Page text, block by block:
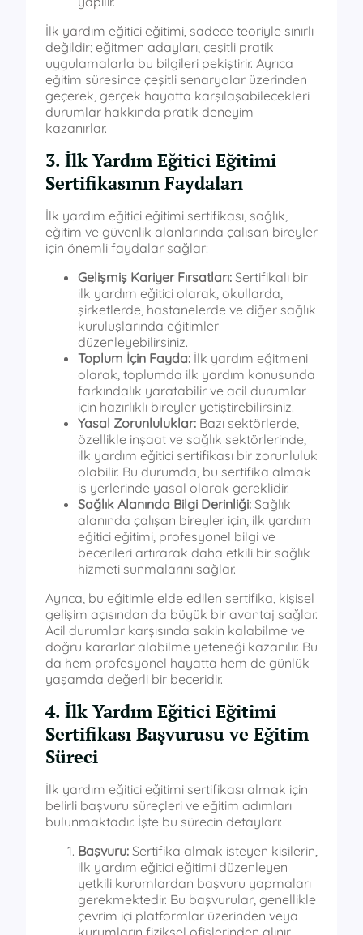
İlk yardım eğitici eğitimi, sadece teoriyle sınırlı
değildir; eğitmen adayları, çeşitli pratik
uygulamalarla bu bilgileri pekiştirir. Ayrıca
eğitim süresince çeşitli senaryolar üzerinden
geçerek, gerçek hayatta karşılaşabilecekleri
durumlar hakkında pratik deneyim
kazanırlar.
3. İlk Yardım Eğitici Eğitimi
Sertifikasının Faydaları
İlk yardım eğitici eğitimi sertifikası, sağlık,
eğitim ve güvenlik alanlarında çalışan bireyler
için önemli faydalar sağlar:
Gelişmiş Kariyer Fırsatları: Sertifikalı bir
ilk yardım eğitici olarak, okullarda,
şirketlerde, hastanelerde ve diğer sağlık
kuruluşlarında eğitimler
düzenleyebilirsiniz.
Toplum İçin Fayda: İlk yardım eğitmeni
olarak, toplumda ilk yardım konusunda
farkındalık yaratabilir ve acil durumlar
için hazırlıklı bireyler yetiştirebilirsiniz.
Yasal Zorunluluklar: Bazı sektörlerde,
özellikle inşaat ve sağlık sektörlerinde,
ilk yardım eğitici sertifikası bir zorunluluk
olabilir. Bu durumda, bu sertifika almak
iş yerlerinde yasal olarak gereklidir.
Sağlık Alanında Bilgi Derinliği: Sağlık
alanında çalışan bireyler için, ilk yardım
eğitici eğitimi, profesyonel bilgi ve
becerileri artırarak daha etkili bir sağlık
hizmeti sunmalarını sağlar.
Ayrıca, bu eğitimle elde edilen sertifika, kişisel
gelişim açısından da büyük bir avantaj sağlar.
Acil durumlar karşısında sakin kalabilme ve
doğru kararlar alabilme yeteneği kazanılır. Bu
da hem profesyonel hayatta hem de günlük
yaşamda değerli bir beceridir.
4. İlk Yardım Eğitici Eğitimi
Sertifikası Başvurusu ve Eğitim
Süreci
İlk yardım eğitici eğitimi sertifikası almak için
belirli başvuru süreçleri ve eğitim adımları
bulunmaktadır. İşte bu sürecin detayları:
Başvuru: Sertifika almak isteyen kişilerin,
ilk yardım eğitici eğitimi düzenleyen
yetkili kurumlardan başvuru yapmaları
gerekmektedir. Bu başvurular, genellikle
çevrim içi platformlar üzerinden veya